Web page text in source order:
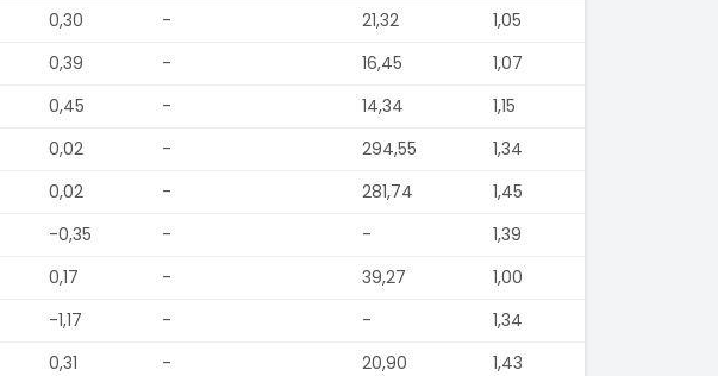
0,30 - 21,32
1,05
0,39 - 16,45
1,07
0,45 - 14,34
1,15
0,02 - 294,55
1,34
0,02 - 281,74
1,45
-0,35 - -
1,39
0,17 - 39,27
1,00
-1,17 - -
1,34
0,31 - 20,90
1,43